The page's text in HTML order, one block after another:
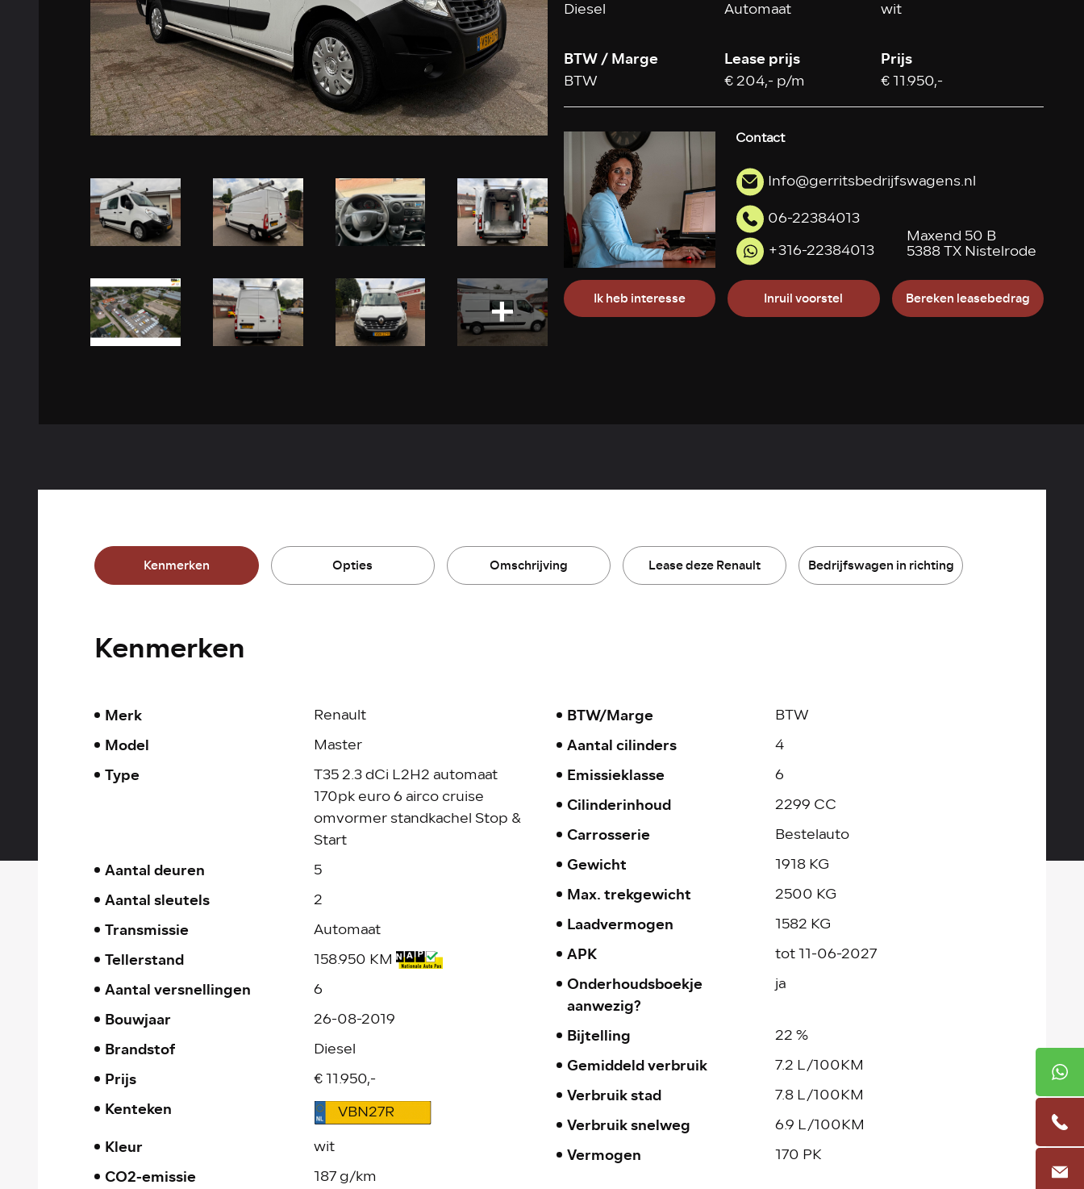
Diesel Automaat wit
BTW / Marge
BTW
Lease prijs
€ 204,- p/m
Prijs
€ 11.950,-
Contact
Info@gerritsbedrijfswagens.nl
06-22384013
Maxend 50 B
5388 TX Nistelrode
+316-22384013
Ik heb interesse Inruil voorstel Bereken leasebedrag
Kenmerken Opties Omschrijving Lease deze Renault Bedrijfswagen in richting
Kenmerken
Merk Renault
Model Master
Type
T35 2.3 dCi L2H2 automaat
170pk euro 6 airco cruise
omvormer standkachel Stop &
Start
Aantal deuren 5
Aantal sleutels 2
Transmissie Automaat
Tellerstand 158.950 KM
Aantal versnellingen 6
Bouwjaar 26-08-2019
Brandstof Diesel
Prijs € 11.950,-
Kenteken VBN27R
Kleur wit
CO2-emissie 187 g/km
BTW/Marge BTW
Aantal cilinders 4
Emissieklasse 6
Cilinderinhoud 2299 CC
Carrosserie Bestelauto
Gewicht 1918 KG
Max. trekgewicht 2500 KG
Laadvermogen 1582 KG
APK tot 11-06-2027
Onderhoudsboekje
aanwezig?
ja
Bijtelling 22 %
Gemiddeld verbruik 7.2 L/100KM
Verbruik stad 7.8 L/100KM
Verbruik snelweg 6.9 L/100KM
Vermogen 170 PK